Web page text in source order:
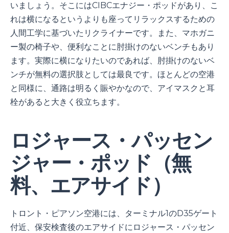
いましょう。そこにはCIBCエナジー・ポッドがあり、こ
れは横になるというよりも座ってリラックスするための
人間工学に基づいたリクライナーです。また、マホガニ
ー製の椅子や、便利なことに肘掛けのないベンチもあり
ます。実際に横になりたいのであれば、肘掛けのないベ
ンチが無料の選択肢としては最良です。ほとんどの空港
と同様に、通路は明るく賑やかなので、アイマスクと耳
栓があると大きく役立ちます。
ロジャース・パッセン
ジャー・ポッド（無
料、エアサイド）
トロント・ピアソン空港には、ターミナル1のD35ゲート
付近、保安検査後のエアサイドにロジャース・パッセン